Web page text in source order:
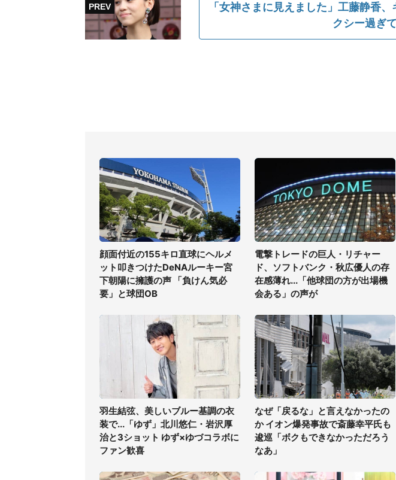
「女神さまに見えました」工藤静香
クシー過ぎ
顔面付近の155キロ直球にヘルメ
ット叩きつけたDeNAルーキー宮
下朝陽に擁護の声 「負けん気必
要」と球団OB
電撃トレードの巨人・リチャー
ド、ソフトバンク・秋広優人の存
在感薄れ...「他球団の方が出場機
会ある」の声が
羽生結弦、美しいブルー基調の衣
装で...「ゆず」北川悠仁・岩沢厚
治と3ショット ゆず×ゆづコラボに
ファン歓喜
なぜ「戻るな」と言えなかったの
か イオン爆発事故で斎藤幸平氏も
逡巡「ボクもできなかっただろう
なあ」